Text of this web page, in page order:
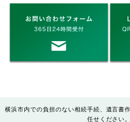
横浜市内での負担のない相続手続、遺言書
任せください。